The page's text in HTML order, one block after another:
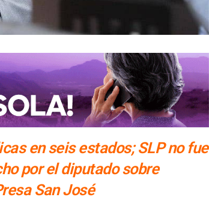
en seis estados; SLP no fue
por el diputado sobre
San José